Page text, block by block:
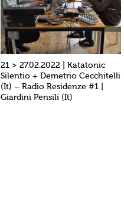
21 > 27.02.2022 | Katatonic
Silentio + Demetrio Cecchitelli
(It) – Radio Residenze #1 |
Giardini Pensili (It)